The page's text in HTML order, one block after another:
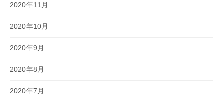
2020年11月
2020年10月
2020年9月
2020年8月
2020年7月